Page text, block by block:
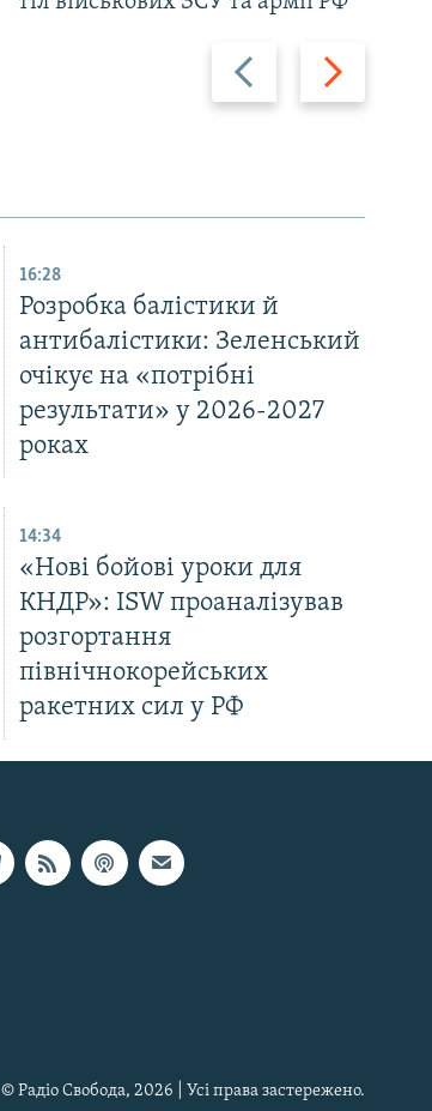
Назад Вперед
16:28
Розробка балістики й
антибалістики: Зеленський
очікує на «потрібні
результати» у 2026-2027
роках
14:34
«Нові бойові уроки для
КНДР»: ISW проаналізував
розгортання
північнокорейських
ракетних сил у РФ
© Радіо Свобода, 2026 | Усі права застережено.